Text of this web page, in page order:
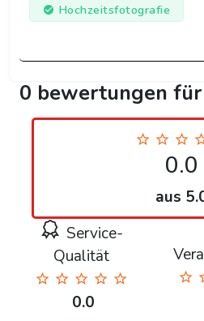
Hochzeitsfotografie
0 bewertungen
0.0
aus
Service-
Qualität
0.0